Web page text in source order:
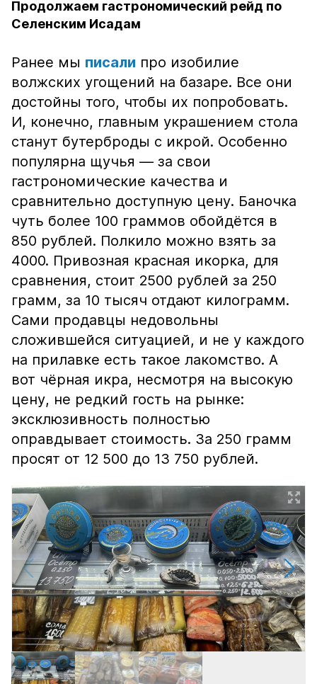
Продолжаем гастрономический рейд по
Селенским Исадам
Ранее мы писали про изобилие
волжских угощений на базаре. Все они
достойны того, чтобы их попробовать.
И, конечно, главным украшением стола
станут бутерброды с икрой. Особенно
популярна щучья — за свои
гастрономические качества и
сравнительно доступную цену. Баночка
чуть более 100 граммов обойдётся в
850 рублей. Полкило можно взять за
4000. Привозная красная икорка, для
сравнения, стоит 2500 рублей за 250
грамм, за 10 тысяч отдают килограмм.
Сами продавцы недовольны
сложившейся ситуацией, и не у каждого
на прилавке есть такое лакомство. А
вот чёрная икра, несмотря на высокую
цену, не редкий гость на рынке:
эксклюзивность полностью
оправдывает стоимость. За 250 грамм
просят от 12 500 до 13 750 рублей.